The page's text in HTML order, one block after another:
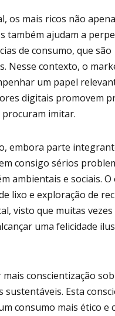
os mais ricos não
também ajudam a
de consumo, que são
Nesse contexto, o
um papel
digitais promovem
imitar.
embora parte
consigo sérios
ambientais e sociais.
lixo e exploração de
visto que muitas
uma felicidade
conscientização
Esta
consumo mais ético